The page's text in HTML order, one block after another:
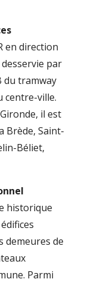
en direction
par
du tramway
centre-ville.
il est
Brède, Saint-
Béliet,
historique
demeures de
Parmi